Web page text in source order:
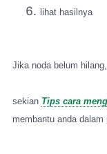
lihat hasilnya
Jika noda belum
sekian Tips cara
membantu anda